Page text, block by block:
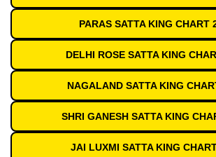
PARAS SATTA KING CHART
DELHI ROSE SATTA KING
NAGALAND SATTA KING
SHRI GANESH SATTA KING
JAI LUXMI SATTA KING